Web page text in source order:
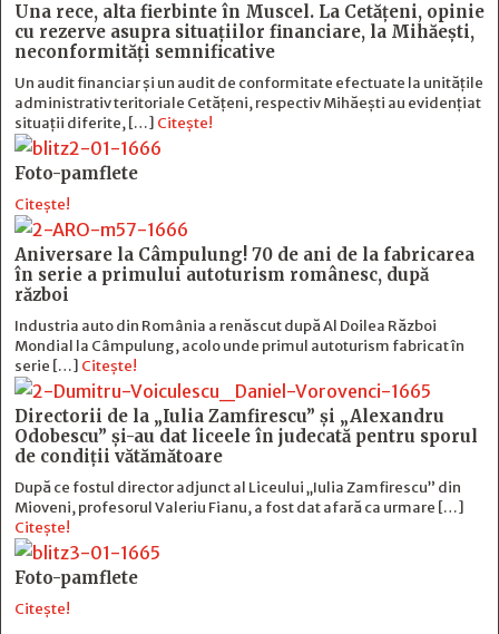
Una rece, alta fierbinte în Muscel. La Cetăţeni, opinie
cu rezerve asupra situaţiilor financiare, la Mihăeşti,
neconformităţi semnificative
Un audit financiar și un audit de conformitate efectuate la unitățile
administrativ teritoriale Cetățeni, respectiv Mihăești au evidențiat
situații diferite, […] Citește!
Foto-pamflete
Citește!
Aniversare la Câmpulung! 70 de ani de la fabricarea
în serie a primului autoturism românesc, după
război
Industria auto din România a renăscut după Al Doilea Război
Mondial la Câmpulung, acolo unde primul autoturism fabricat în
serie […] Citește!
Directorii de la „Iulia Zamfirescu” și „Alexandru
Odobescu” și-au dat liceele în judecată pentru sporul
de condiții vătămătoare
După ce fostul director adjunct al Liceului „Iulia Zamfirescu” din
Mioveni, profesorul Valeriu Fianu, a fost dat afară ca urmare […]
Citește!
Foto-pamflete
Citește!